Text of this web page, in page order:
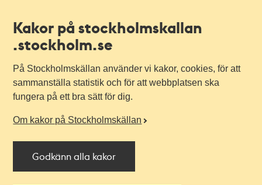
Kakor på stockholmskallan
.stockholm.se
På Stockholmskällan använder vi kakor, cookies, för att
sammanställa statistik och för att webbplatsen ska
fungera på ett bra sätt för dig.
Om kakor på Stockholmskällan
Godkänn alla kakor